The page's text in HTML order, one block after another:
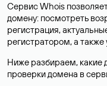
Сервис Whois
домену: посмотреть
регистрация,
регистратором, а также
Ниже разбираем, какие
проверки домена в